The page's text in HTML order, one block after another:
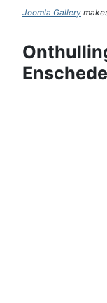
Joomla Gallery